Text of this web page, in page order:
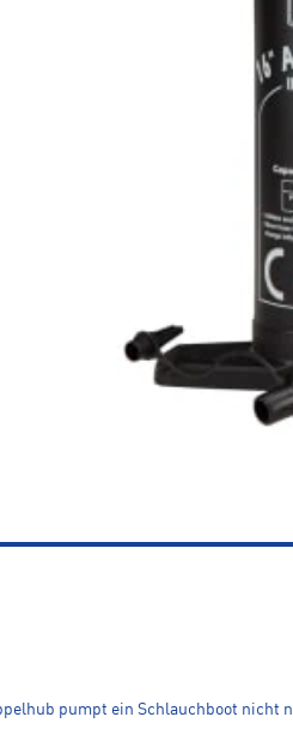
pumpt ein Schlauchboot nicht